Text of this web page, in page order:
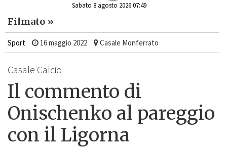
Sabato 8 agosto 2026 07:49
Filmato »
Sport 16 maggio 2022 Casale Monferrato
Casale Calcio
Il commento di
Onischenko al pareggio
con il Ligorna